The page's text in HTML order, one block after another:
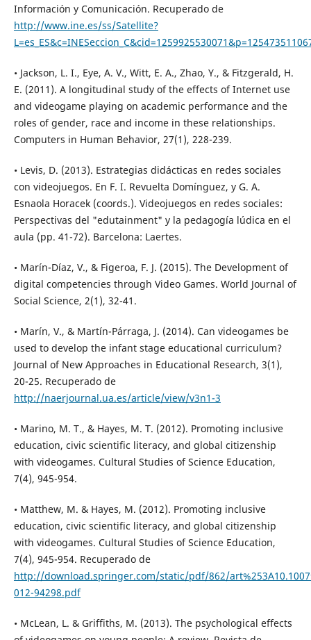
Información y Comunicación. Recuperado de
http://www.ine.es/ss/Satellite?
• Jackson, L. I., Eye, A. V., Witt, E. A., Zhao, Y., & Fitzgerald, H.
E. (2011). A longitudinal study of the effects of Internet use
and videogame playing on academic performance and the
roles of gender, race and income in these relationships.
Computers in Human Behavior, 27(1), 228-239.
• Levis, D. (2013). Estrategias didácticas en redes sociales
con videojuegos. En F. I. Revuelta Domínguez, y G. A.
Esnaola Horacek (coords.). Videojuegos en redes sociales:
Perspectivas del "edutainment" y la pedagogía lúdica en el
aula (pp. 41-72). Barcelona: Laertes.
• Marín-Díaz, V., & Figeroa, F. J. (2015). The Development of
digital competencies through Video Games. World Journal of
Social Science, 2(1), 32-41.
• Marín, V., & Martín-Párraga, J. (2014). Can videogames be
used to develop the infant stage educational curriculum?
Journal of New Approaches in Educational Research, 3(1),
20-25. Recuperado de
http://naerjournal.ua.es/article/view/v3n1-3
• Marino, M. T., & Hayes, M. T. (2012). Promoting inclusive
education, civic scientific literacy, and global citizenship
with videogames. Cultural Studies of Science Education,
7(4), 945-954.
• Matthew, M. & Hayes, M. (2012). Promoting inclusive
education, civic scientific literacy, and global citizenship
with videogames. Cultural Studies of Science Education,
7(4), 945-954. Recuperado de
http://download.springer.com/static/pdf/862/
012-94298.pdf
• McLean, L. & Griffiths, M. (2013). The psychological effects